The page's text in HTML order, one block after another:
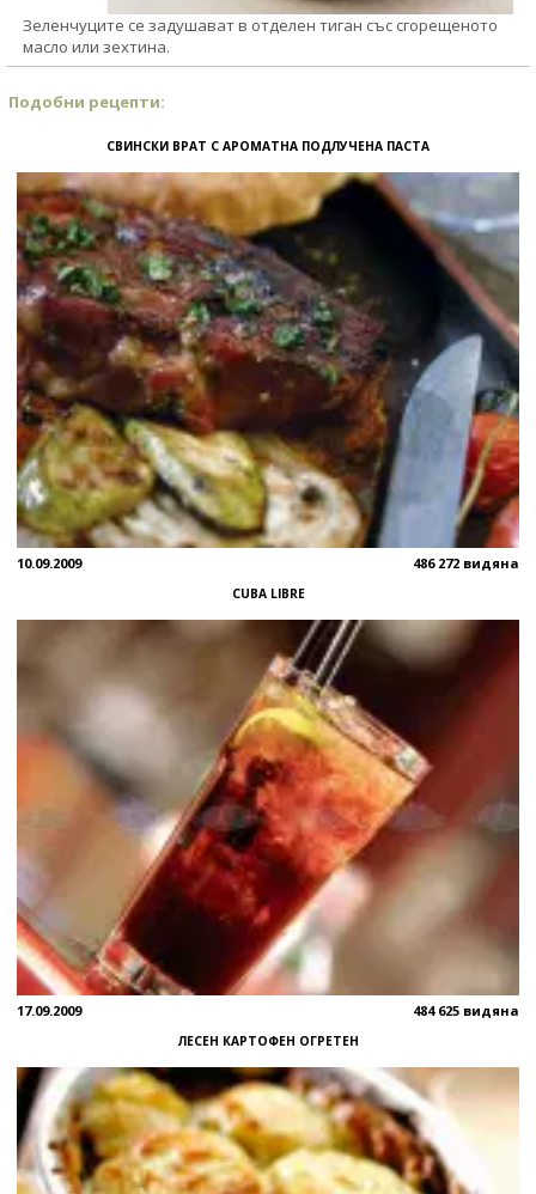
Зеленчуците се задушават в отделен тиган със сгорещеното
масло или зехтина.
Подобни рецепти:
СВИНСКИ ВРАТ С АРОМАТНА ПОДЛУЧЕНА ПАСТА
10.09.2009 486 272 видяна
CUBA LIBRE
17.09.2009 484 625 видяна
ЛЕСЕН КАРТОФЕН ОГРЕТЕН